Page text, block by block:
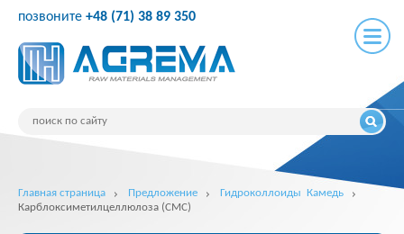
позвоните +48 (71) 38 89 350
Главная страница Предложение
Гидроколлоиды Камедь
Карблоксиметилцеллюлоза (CMC)